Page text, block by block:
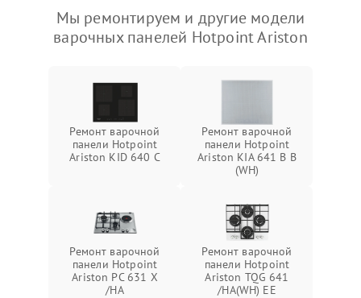
Мы ремонтируем и другие модели
варочных панелей Hotpoint Ariston
Ремонт варочной
панели Hotpoint
Ariston KID 640 C
Ремонт варочной
панели Hotpoint
Ariston KIA 641 B B
(WH)
Ремонт варочной
панели Hotpoint
Ariston PC 631 X
/HA
Ремонт варочной
панели Hotpoint
Ariston TQG 641
/HA(WH) EE